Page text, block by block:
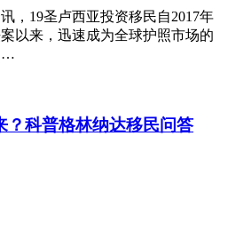
，19圣卢西亚投资移民自2017年
以来，迅速成为全球护照市场的
…
？科普格林纳达移民问答